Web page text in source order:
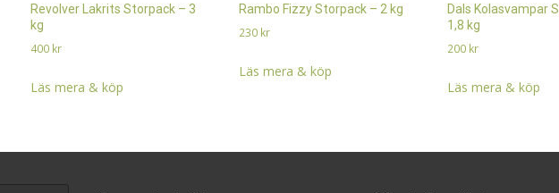
Revolver Lakrits Storpack – 3
kg
400 kr
Läs mera & köp
Rambo Fizzy Storpack – 2 kg
230 kr
Läs mera & köp
Dals Kolasvampar
1,8 kg
200 kr
Läs mera & köp